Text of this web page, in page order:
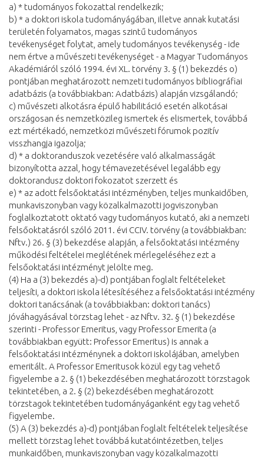
a) * tudományos fokozattal rendelkezik;
b) * a doktori iskola tudományágában, illetve annak kutatási
területén folyamatos, magas szintű tudományos
tevékenységet folytat, amely tudományos tevékenység - ide
nem értve a művészeti tevékenységet - a Magyar Tudományos
Akadémiáról szóló 1994. évi XL. törvény 3. § (1) bekezdés o)
pontjában meghatározott nemzeti tudományos bibliográfiai
adatbázis (a továbbiakban: Adatbázis) alapján vizsgálandó;
c) művészeti alkotásra épülő habilitáció esetén alkotásai
országosan és nemzetközileg ismertek és elismertek, továbbá
ezt mértékadó, nemzetközi művészeti fórumok pozitív
visszhangja igazolja;
d) * a doktoranduszok vezetésére való alkalmasságát
bizonyította azzal, hogy témavezetésével legalább egy
doktorandusz doktori fokozatot szerzett és
e) * az adott felsőoktatási intézményben, teljes munkaidőben,
munkaviszonyban vagy közalkalmazotti jogviszonyban
foglalkoztatott oktató vagy tudományos kutató, aki a nemzeti
felsőoktatásról szóló 2011. évi CCIV. törvény (a továbbiakban:
Nftv.) 26. § (3) bekezdése alapján, a felsőoktatási intézmény
működési feltételei meglétének mérlegeléséhez ezt a
felsőoktatási intézményt jelölte meg.
(4) Ha a (3) bekezdés a)-d) pontjában foglalt feltételeket
teljesíti, a doktori iskola létesítéséhez a felsőoktatási intézmény
doktori tanácsának (a továbbiakban: doktori tanács)
jóváhagyásával törzstag lehet - az Nftv. 32. § (1) bekezdése
szerinti - Professor Emeritus, vagy Professor Emerita (a
továbbiakban együtt: Professor Emeritus) is annak a
felsőoktatási intézménynek a doktori iskolájában, amelyben
emeritált. A Professor Emeritusok közül egy tag vehető
figyelembe a 2. § (1) bekezdésében meghatározott törzstagok
tekintetében, a 2. § (2) bekezdésében meghatározott
törzstagok tekintetében tudományáganként egy tag vehető
figyelembe.
(5) A (3) bekezdés a)-d) pontjában foglalt feltételek teljesítése
mellett törzstag lehet továbbá kutatóintézetben, teljes
munkaidőben, munkaviszonyban vagy közalkalmazotti